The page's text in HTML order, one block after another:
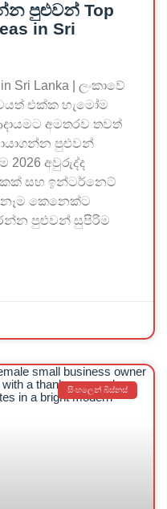
පුළුවන් Top
in Sri
Sri Lanka | ලංකාවේ
එක්ක හැමෝම
අමතරව තවත්
පුළුවන්
2026 අවුරුද්ද
සහ ඉන්ටර්නෙට්
කෙනෙක්ට
පුළුවන් සුපිරිම
සිංහලෙන් බිස්නස්